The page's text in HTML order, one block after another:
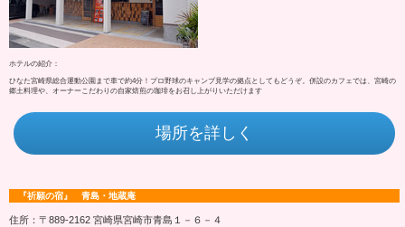
ホテルの紹介：
ひなた宮崎県総合運動公園まで車で約4分！プロ野球のキャンプ見学の拠点としてもどうぞ。併設のカフェでは、宮崎の
郷土料理や、オーナーこだわりの自家焙煎の珈琲をお召し上がりいただけます
場所を詳しく
『祈願の宿』 青島・地蔵庵
住所：〒889-2162 宮崎県宮崎市青島１－６－４